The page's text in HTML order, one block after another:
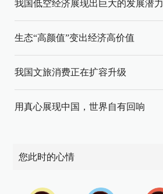
我国低空经济展现出巨大的发展潜力
生态“高颜值”变出经济高价值
我国文旅消费正在扩容升级
用真心展现中国，世界自有回响
您此时的心情